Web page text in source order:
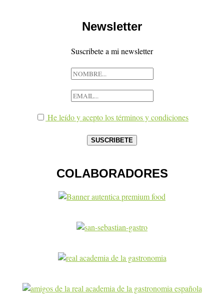
Newsletter
Suscribete a mi newsletter
He leído y acepto los términos y condiciones
COLABORADORES